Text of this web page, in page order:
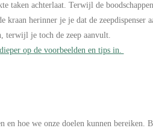
taken achterlaat. Terwijl de
kraan herinner je je dat de zeepdispenser
terwijl je toch de zeep aanvult.
op de voorbeelden en tips in.
hoe we onze doelen kunnen bereiken.